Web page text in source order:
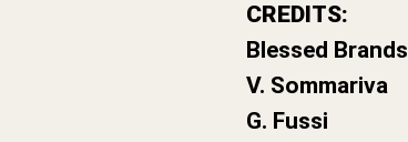
CREDITS:
Blessed Brands
V. Sommariva
G. Fussi